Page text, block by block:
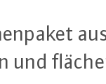
und